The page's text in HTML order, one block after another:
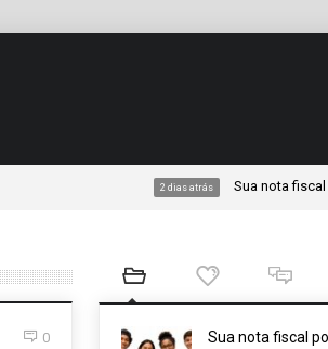
Sua nota fiscal pode
0
Sua nota fiscal